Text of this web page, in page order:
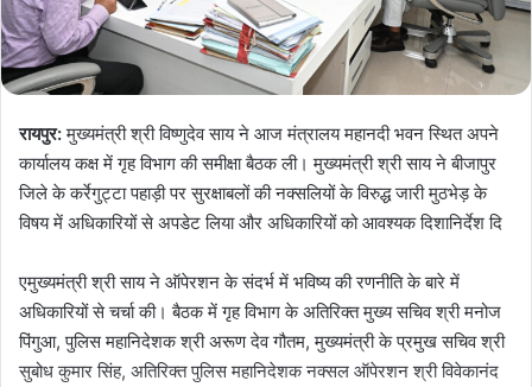
रायपुर:मुख्यमंत्री श्री विष्णुदेव साय ने आज मंत्रालय महानदी भवन स्थित अपने
कार्यालय कक्ष में गृह विभाग की समीक्षा बैठक ली। मुख्यमंत्री श्री साय ने बीजापुर
जिले के कर्रेगुट्टा पहाड़ी पर सुरक्षाबलों की नक्सलियों के विरुद्ध जारी मुठभेड़ के
विषय में अधिकारियों से अपडेट लिया और अधिकारियों को आवश्यक दिशानिर्देश दि
एमुख्यमंत्री श्री साय ने ऑपेरशन के संदर्भ में भविष्य की रणनीति के बारे में
अधिकारियों से चर्चा की। बैठक में गृह विभाग के अतिरिक्त मुख्य सचिव श्री मनोज
पिंगुआ, पुलिस महानिदेशक श्री अरूण देव गौतम, मुख्यमंत्री के प्रमुख सचिव श्री
सुबोध कुमार सिंह, अतिरिक्त पुलिस महानिदेशक नक्सल ऑपेरशन श्री विवेकानंद